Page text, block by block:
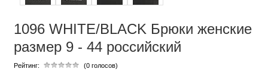
1096 WHITE/BLACK Брюки женские
размер 9 - 44 российский
Рейтинг: (0 голосов)